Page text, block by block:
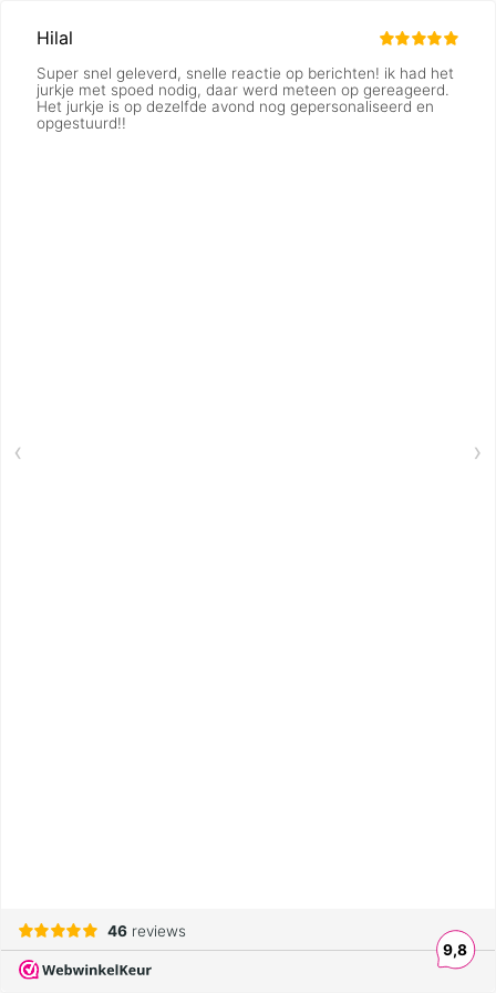
Hilal
Super snel geleverd, snelle reactie op berichten! ik had het
jurkje met spoed nodig, daar werd meteen op gereageerd.
Het jurkje is op dezelfde avond nog gepersonaliseerd en
opgestuurd!!
‹ ›
46 reviews
9,8